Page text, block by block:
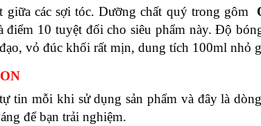
các sợi tóc. Dưỡng chất quý trong gôm
10 tuyệt đối cho siêu phẩm này. Độ
vỏ đúc khối rất mịn, dung tích 100ml nhỏ
tin mỗi khi sử dụng sản phẩm và đây là
để bạn trải nghiệm.